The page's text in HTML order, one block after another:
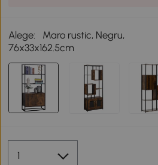
Alege:
Maro rustic, Negru,
76x33x162.5cm